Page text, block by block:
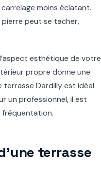
moins éclatant.
peut se tacher,
esthétique de votre
propre donne une
terrasse Dardilly est idéal
un professionnel, il est
fréquentation.
terrasse